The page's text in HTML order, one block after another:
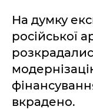
На думку
російської
вкрадено.